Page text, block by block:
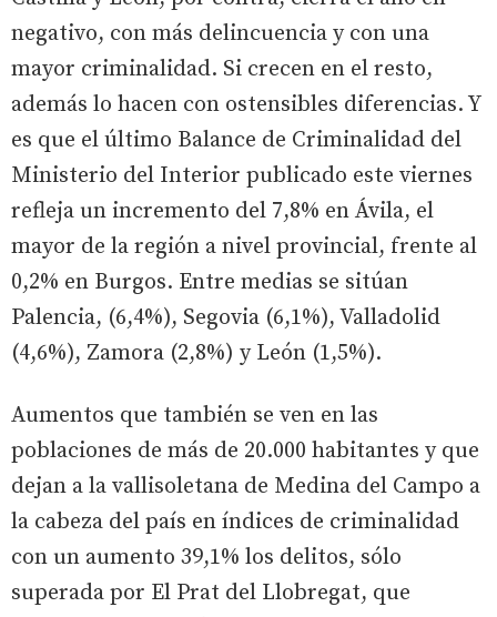
negativo, con más delincuencia y con una
mayor criminalidad. Si crecen en el resto,
además lo hacen con ostensibles diferencias. Y
es que el último Balance de Criminalidad del
Ministerio del Interior publicado este viernes
refleja un incremento del 7,8% en Ávila, el
mayor de la región a nivel provincial, frente al
0,2% en Burgos. Entre medias se sitúan
Palencia, (6,4%), Segovia (6,1%), Valladolid
(4,6%), Zamora (2,8%) y León (1,5%).
Aumentos que también se ven en las
poblaciones de más de 20.000 habitantes y que
dejan a la vallisoletana de Medina del Campo a
la cabeza del país en índices de criminalidad
con un aumento 39,1% los delitos, sólo
superada por El Prat del Llobregat, que